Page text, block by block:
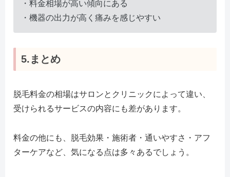
・料金相場が高い傾向にある
・機器の出力が高く痛みを感じやすい
5.まとめ
脱毛料金の相場はサロンとクリニックによって違い、
受けられるサービスの内容にも差があります。
料金の他にも、脱毛効果・施術者・通いやすさ・アフ
ターケアなど、気になる点は多々あるでしょう。